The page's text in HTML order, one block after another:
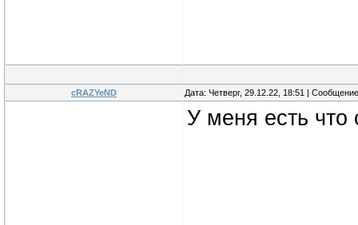
cRAZYeND Дата: Четверг, 29.12.22, 18:51 |
У меня есть что